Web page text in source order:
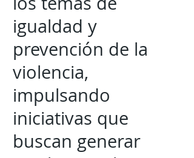
igualdad y
prevención de la
violencia,
impulsando
iniciativas que
buscan generar